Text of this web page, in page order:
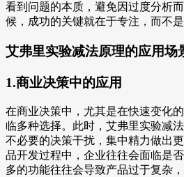
看到问题的本质，避免因过度分析
候，成功的关键就在于专注，而不
艾弗里实验减法原理的应用场
1.商业决策中的应用
在商业决策中，尤其是在快速变化
临多种选择。此时，艾弗里实验减
不必要的决策干扰，集中精力做出
品开发过程中，企业往往会面临是
多的功能往往会导致产品过于复杂